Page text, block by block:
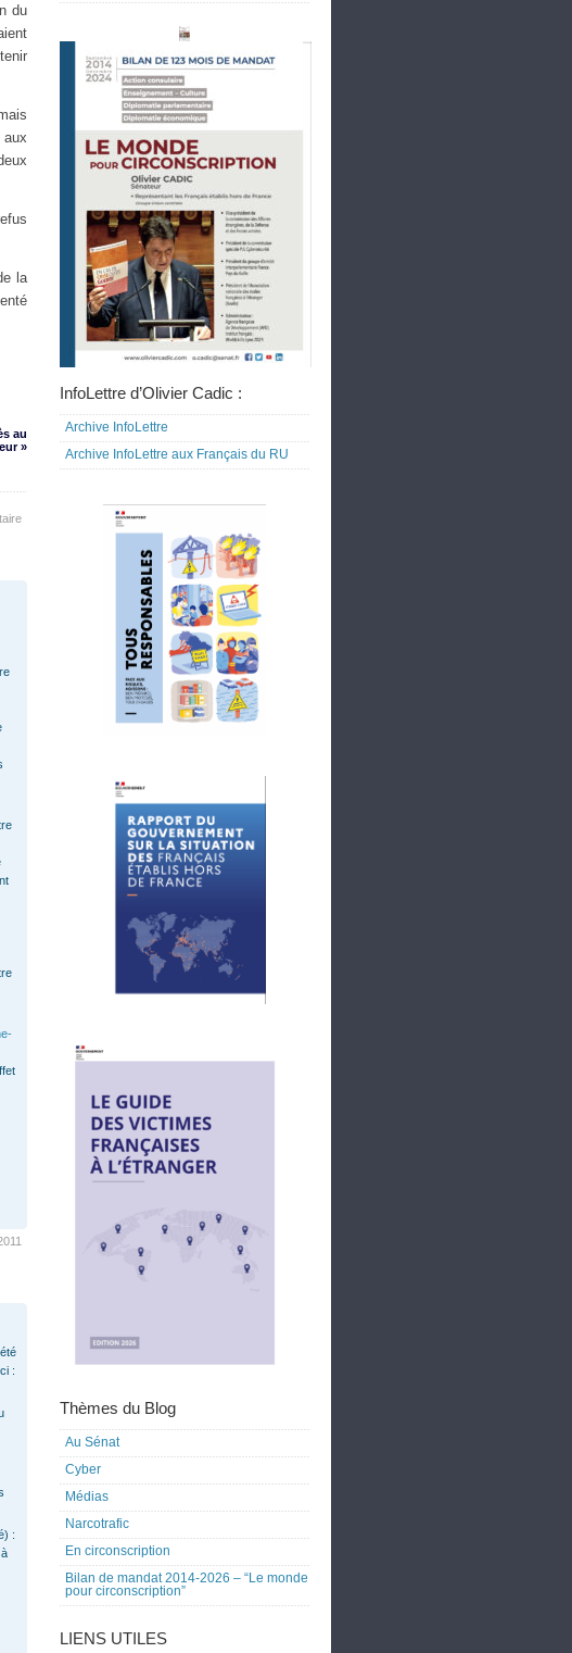
du
aux
la
au
»
:
:
InfoLettre d’Olivier Cadic :
Archive InfoLettre
Archive InfoLettre aux Français du RU
Thèmes du Blog
Au Sénat
Cyber
Médias
Narcotrafic
En circonscription
Bilan de mandat 2014-2026 – “Le monde
pour circonscription”
LIENS UTILES